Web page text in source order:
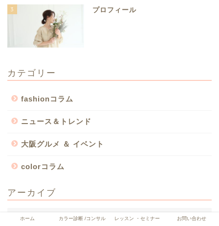
3 プロフィール
カテゴリー
fashionコラム
ニュース＆トレンド
大阪グルメ ＆ イベント
colorコラム
アーカイブ
ホーム カラー診断 /コンサル レッスン ・セミナー お問い合わせ